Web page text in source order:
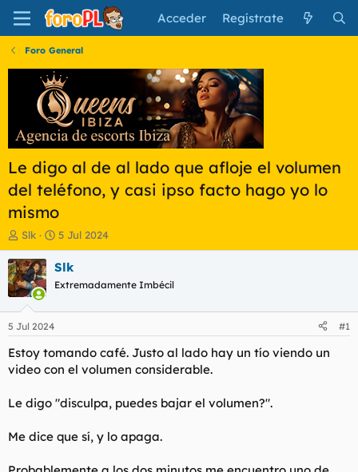
Acceder Regístrate
Foro General
Le digo al de al lado que afloje el volumen
del teléfono, y casi ipso facto hago yo lo
mismo
I
n
i
c
i
a
d
o
r
d
e
t
m
Slk
F
e
c
a
i
n
c
o
5 Jul 2024
Slk
Extremadamente Imbécil
5 Jul 2024 #1
Estoy tomando café. Justo al lado hay un tío viendo un
video con el volumen considerable.
Le digo "disculpa, puedes bajar el volumen?".
Me dice que sí, y lo apaga.